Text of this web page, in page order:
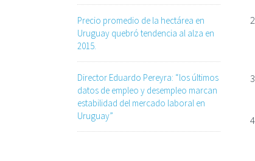
Precio promedio de la hectárea en
Uruguay quebró tendencia al alza en
2015.
Director Eduardo Pereyra: “los últimos
datos de empleo y desempleo marcan
estabilidad del mercado laboral en
Uruguay”